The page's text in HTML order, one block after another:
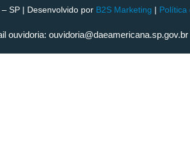
SP | Desenvolvido por B2S Marketing | Política
ouvidoria: ouvidoria@daeamericana.sp.gov.br